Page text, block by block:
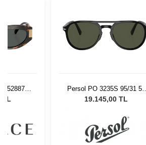
552887 -
TL
Persol PO 3235S 95/31 55
Unisex Güneş Gözlüğü
19.145,00 TL